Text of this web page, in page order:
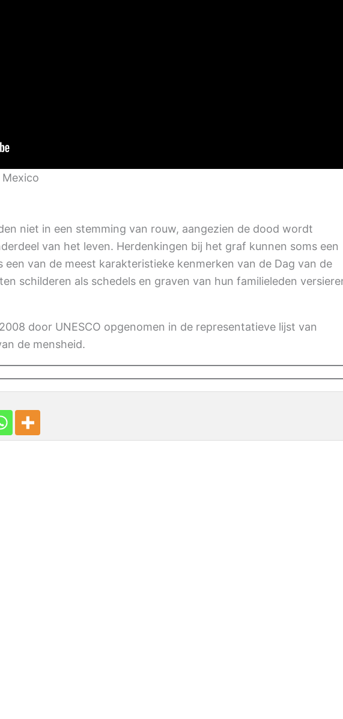
Mexico
niet in een stemming van rouw, aangezien de dood wordt
van het leven. Herdenkingen bij het graf kunnen soms een
van de meest karakteristieke kenmerken van de Dag van de
schilderen als schedels en graven van hun familieleden
door UNESCO opgenomen in de representatieve lijst van
de mensheid.